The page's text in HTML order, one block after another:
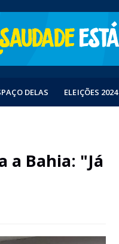
DELAS ELEIÇÕES 2024
a Bahia: "Já